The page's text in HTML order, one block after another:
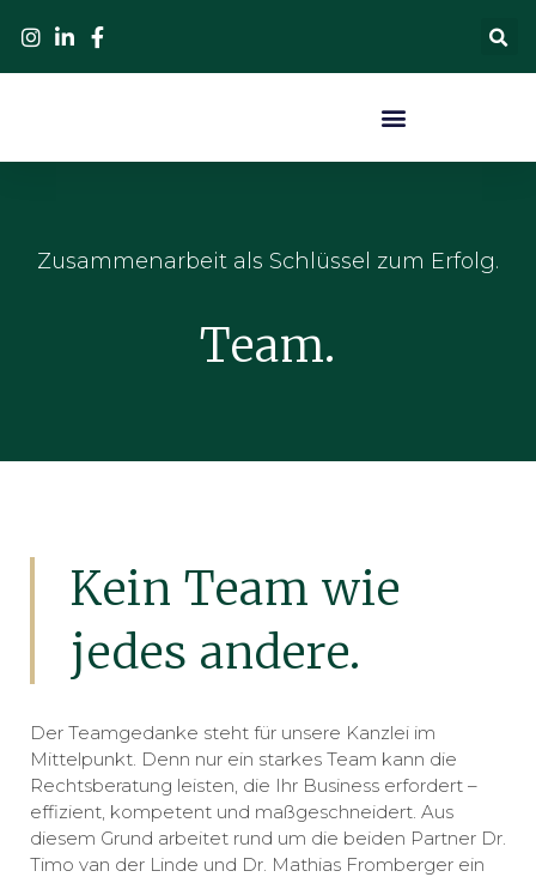
Zusammenarbeit als Schlüssel zum Erfolg.
Team.
Kein Team wie
jedes andere.
Der Teamgedanke steht für unsere Kanzlei im
Mittelpunkt. Denn nur ein starkes Team kann die
Rechtsberatung leisten, die Ihr Business erfordert –
effizient, kompetent und maßgeschneidert. Aus
diesem Grund arbeitet rund um die beiden Partner Dr.
Timo van der Linde und Dr. Mathias Fromberger ein